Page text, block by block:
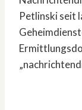
Petlinski seit